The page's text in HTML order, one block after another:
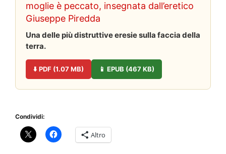
moglie è peccato, insegnata dall’eretico
Giuseppe Piredda
Una delle più distruttive eresie sulla faccia della
terra.
⬇️ PDF (1.07 MB) 📱 EPUB (467 KB)
Condividi:
Altro